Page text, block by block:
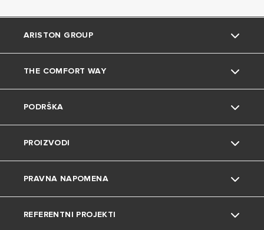
ARISTON GROUP
O nama
Grupa
Karijera
THE COMFORT WAY
Okoliš
Savjeti i trikovi
Uređenje doma
PODRŠKA
Kontakt
Česta pitanja
Katalozi i dokumentacija
PROIZVODI
Grijalice vode
Dizalice topline
PRAVNA NAPOMENA
Privatnost
REFERENTNI PROJEKTI